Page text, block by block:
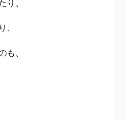
り、
、
も、